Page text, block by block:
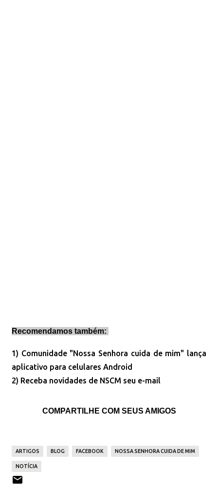
Recomendamos também:
1) Comunidade "Nossa Senhora cuida de mim" lança
aplicativo para celulares Android
2) Receba novidades de NSCM seu e-mail
COMPARTILHE COM SEUS AMIGOS
ARTIGOS BLOG FACEBOOK NOSSA SENHORA CUIDA DE MIM
NOTÍCIA